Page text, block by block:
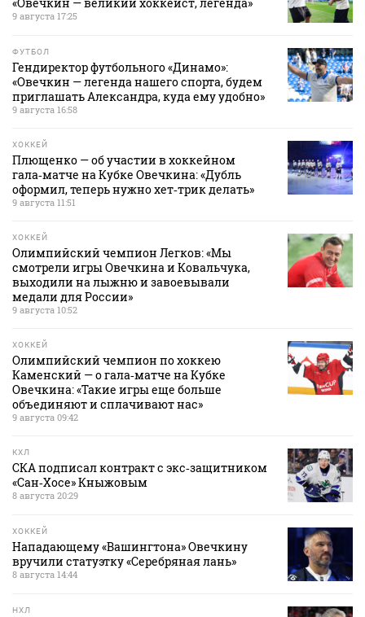
9 августа 17:25
ФУТБОЛ
Гендиректор футбольного «Динамо»:
«Овечкин — легенда нашего спорта, будем
приглашать Александра, куда ему удобно»
9 августа 16:58
ХОККЕЙ
Плющенко — об участии в хоккейном
гала‑матче на Кубке Овечкина: «Дубль
оформил, теперь нужно хет‑трик делать»
9 августа 11:51
ХОККЕЙ
Олимпийский чемпион Легков: «Мы
смотрели игры Овечкина и Ковальчука,
выходили на лыжню и завоевывали
медали для России»
9 августа 10:52
ХОККЕЙ
Олимпийский чемпион по хоккею
Каменский — о гала‑матче на Кубке
Овечкина: «Такие игры еще больше
объединяют и сплачивают нас»
9 августа 09:42
КХЛ
СКА подписал контракт с экс‑защитником
«Сан‑Хосе» Кныжовым
8 августа 20:29
ХОККЕЙ
Нападающему «Вашингтона» Овечкину
вручили статуэтку «Серебряная лань»
8 августа 14:44
НХЛ